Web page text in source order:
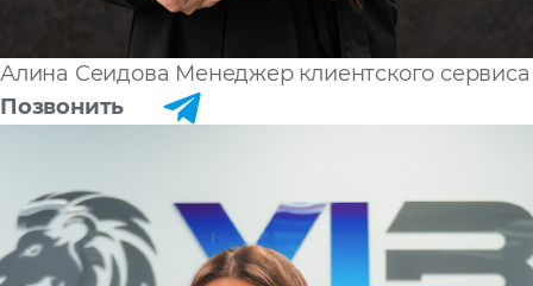
Алина Сеидова Менеджер клиентского сервиса
Позвонить